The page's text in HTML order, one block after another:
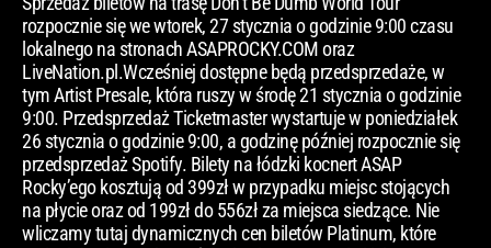
rozpocznie się we wtorek, 27 stycznia o godzinie 9:00 czasu
lokalnego na stronach ASAPROCKY.COM oraz
LiveNation.pl.Wcześniej dostępne będą przedsprzedaże, w
tym Artist Presale, która ruszy w środę 21 stycznia o godzinie
9:00. Przedsprzedaż Ticketmaster wystartuje w poniedziałek
26 stycznia o godzinie 9:00, a godzinę później rozpocznie się
przedsprzedaż Spotify. Bilety na łódzki kocnert ASAP
Rocky’ego kosztują od 399zł w przypadku miejsc stojących
na płycie oraz od 199zł do 556zł za miejsca siedzące. Nie
wliczamy tutaj dynamicznych cen biletów Platinum, które